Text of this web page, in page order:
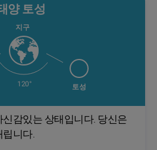
양 토성
지구
토성
120°
감있는 상태입니다. 당신은
니다.